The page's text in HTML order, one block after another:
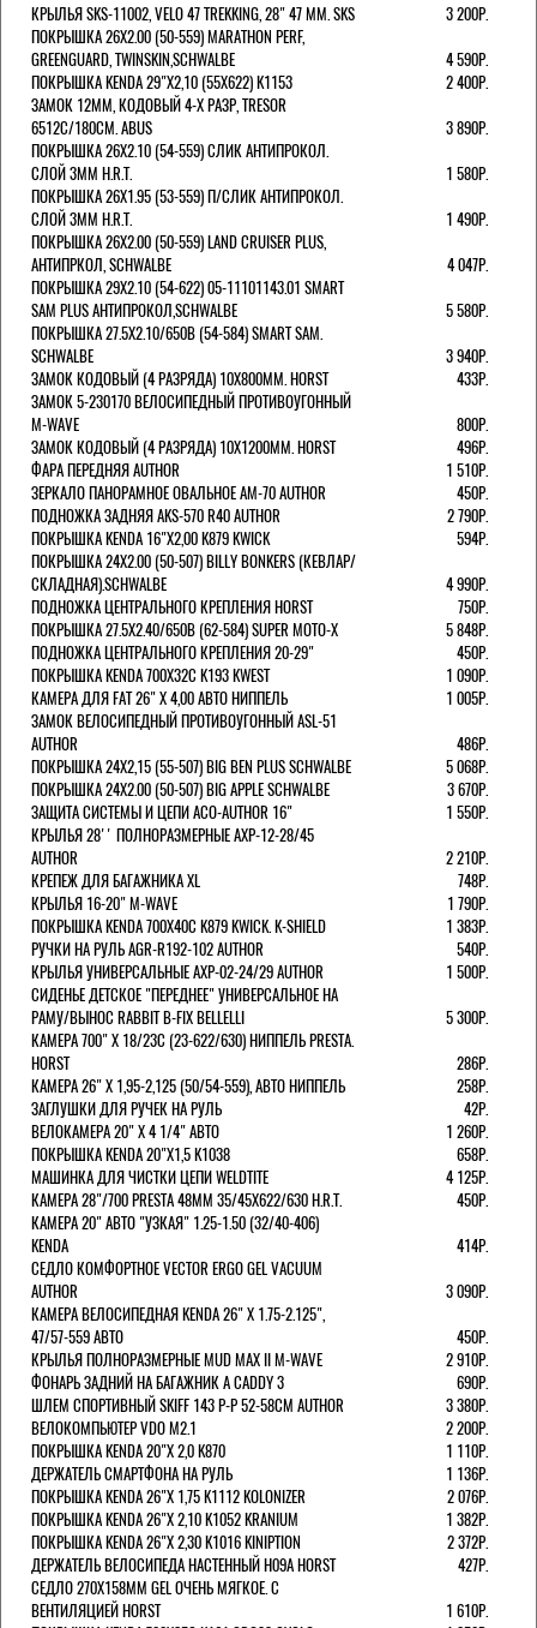
КРЫЛЬЯ SKS-11002, VELO 47 TREKKING, 28" 47 ММ. SKS
3 200Р.
ПОКРЫШКА 26X2.00 (50-559) MARATHON PERF,
GREENGUARD, TWINSKIN,SCHWALBE
4 590Р.
ПОКРЫШКА KENDA 29"Х2,10 (55X622) K1153
2 400Р.
ЗАМОК 12ММ, КОДОВЫЙ 4-Х РАЗР, TRESOR
6512C/180СМ. ABUS
3 890Р.
ПОКРЫШКА 26X2.10 (54-559) СЛИК АНТИПРОКОЛ.
СЛОЙ 3ММ H.R.T.
1 580Р.
ПОКРЫШКА 26X1.95 (53-559) П/СЛИК АНТИПРОКОЛ.
СЛОЙ 3ММ H.R.T.
1 490Р.
ПОКРЫШКА 26X2.00 (50-559) LAND CRUISER PLUS,
АНТИПРКОЛ, SCHWALBE
4 047Р.
ПОКРЫШКА 29X2.10 (54-622) 05-11101143.01 SMART
SAM PLUS АНТИПРОКОЛ,SCHWALBE
5 580Р.
ПОКРЫШКА 27.5X2.10/650B (54-584) SMART SAM.
SCHWALBE
3 940Р.
ЗАМОК КОДОВЫЙ (4 РАЗРЯДА) 10Х800ММ. HORST
433Р.
ЗАМОК 5-230170 ВЕЛОСИПЕДНЫЙ ПРОТИВОУГОННЫЙ
M-WAVE
800Р.
ЗАМОК КОДОВЫЙ (4 РАЗРЯДА) 10Х1200ММ. HORST
496Р.
ФАРА ПЕРЕДНЯЯ AUTHOR
1 510Р.
ЗЕРКАЛО ПАНОРАМНОЕ ОВАЛЬНОЕ AM-70 AUTHOR
450Р.
ПОДНОЖКА ЗАДНЯЯ AKS-570 R40 AUTHOR
2 790Р.
ПОКРЫШКА KENDA 16"Х2,00 K879 KWICK
594Р.
ПОКРЫШКА 24X2.00 (50-507) BILLY BONKERS (КЕВЛАР/
СКЛАДНАЯ).SCHWALBE
4 990Р.
ПОДНОЖКА ЦЕНТРАЛЬНОГО КРЕПЛЕНИЯ HORST
750Р.
ПОКРЫШКА 27.5X2.40/650B (62-584) SUPER MOTO-X
5 848Р.
ПОДНОЖКА ЦЕНТРАЛЬНОГО КРЕПЛЕНИЯ 20-29"
450Р.
ПОКРЫШКА KENDA 700Х32С K193 KWEST
1 090Р.
КАМЕРА ДЛЯ FAT 26" X 4,00 АВТО НИППЕЛЬ
1 005Р.
ЗАМОК ВЕЛОСИПЕДНЫЙ ПРОТИВОУГОННЫЙ ASL-51
AUTHOR
486Р.
ПОКРЫШКА 24X2,15 (55-507) BIG BEN PLUS SCHWALBE
5 068Р.
ПОКРЫШКА 24X2.00 (50-507) BIG APPLE SCHWALBE
3 670Р.
ЗАЩИТА СИСТЕМЫ И ЦЕПИ ACO-AUTHOR 16"
1 550Р.
КРЫЛЬЯ 28'' ПОЛНОРАЗМЕРНЫЕ AXP-12-28/45
AUTHOR
2 210Р.
КРЕПЕЖ ДЛЯ БАГАЖНИКА XL
748Р.
КРЫЛЬЯ 16-20" M-WAVE
1 790Р.
ПОКРЫШКА KENDA 700Х40С K879 KWICK. K-SHIELD
1 383Р.
РУЧКИ НА РУЛЬ AGR-R192-102 AUTHOR
540Р.
КРЫЛЬЯ УНИВЕРСАЛЬНЫЕ AXP-02-24/29 AUTHOR
1 500Р.
СИДЕНЬЕ ДЕТСКОЕ "ПЕРЕДНЕЕ" УНИВЕРСАЛЬНОЕ НА
РАМУ/ВЫНОС RABBIT B-FIX BELLELLI
5 300Р.
КАМЕРА 700" Х 18/23C (23-622/630) НИППЕЛЬ PRESTA.
HORST
286Р.
КАМЕРА 26" X 1,95-2,125 (50/54-559), АВТО НИППЕЛЬ
258Р.
ЗАГЛУШКИ ДЛЯ РУЧЕК НА РУЛЬ
42Р.
ВЕЛОКАМЕРА 20" Х 4 1/4" АВТО
1 260Р.
ПОКРЫШКА KENDA 20"Х1,5 K1038
658Р.
МАШИНКА ДЛЯ ЧИСТКИ ЦЕПИ WELDTITE
4 125Р.
КАМЕРА 28"/700 PRESTA 48ММ 35/45Х622/630 H.R.T.
450Р.
КАМЕРА 20" АВТО "УЗКАЯ" 1.25-1.50 (32/40-406)
KENDA
414Р.
СЕДЛО КОМФОРТНОЕ VECTOR ERGO GEL VACUUM
AUTHOR
3 090Р.
КАМЕРА ВЕЛОСИПЕДНАЯ KENDA 26" Х 1.75-2.125",
47/57-559 АВТО
450Р.
КРЫЛЬЯ ПОЛНОРАЗМЕРНЫЕ MUD MAX II M-WAVE
2 910Р.
ФОНАРЬ ЗАДНИЙ НА БАГАЖНИК A CADDY 3
690Р.
ШЛЕМ СПОРТИВНЫЙ SKIFF 143 Р-Р 52-58СМ AUTHOR
3 380Р.
ВЕЛОКОМПЬЮТЕР VDO M2.1
2 200Р.
ПОКРЫШКА KENDA 20"Х 2,0 K870
1 110Р.
ДЕРЖАТЕЛЬ СМАРТФОНА НА РУЛЬ
1 136Р.
ПОКРЫШКА KENDA 26"Х 1,75 K1112 KOLONIZER
2 076Р.
ПОКРЫШКА KENDA 26"Х 2,10 K1052 KRANIUM
1 382Р.
ПОКРЫШКА KENDA 26"Х 2,30 K1016 KINIPTION
2 372Р.
ДЕРЖАТЕЛЬ ВЕЛОСИПЕДА НАСТЕННЫЙ H09A HORST
427Р.
СЕДЛО 270Х158ММ GEL ОЧЕНЬ МЯГКОЕ. С
ВЕНТИЛЯЦИЕЙ HORST
1 610Р.